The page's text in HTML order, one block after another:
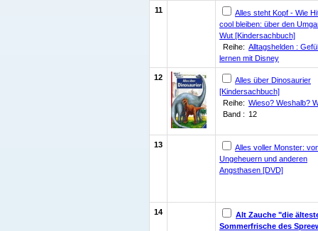
11
Alles steht Kopf - Wie
cool bleiben: über den
Wut [Kindersachbuch]
Reihe: Alltagshelden :
lernen mit Disney
12
Alles über Dinosaurier
[Kindersachbuch]
Reihe: Wieso? Weshalb?
Band : 12
13
Alles voller Monster:
Ungeheuern und anderen
Angsthasen [DVD]
14
Alt Zauche "die
Sommerfrische des